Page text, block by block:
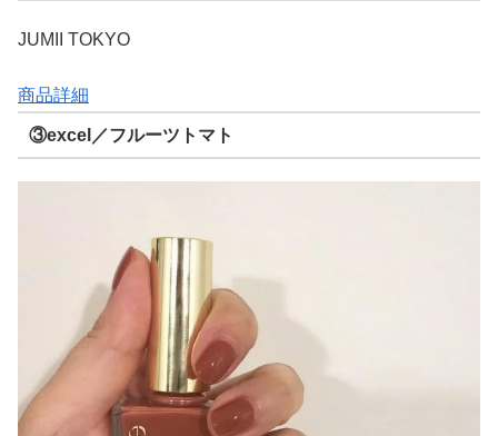
JUMII TOKYO
商品詳細
③excel／フルーツトマト